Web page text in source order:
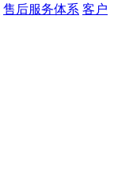
售后服务体系 客户